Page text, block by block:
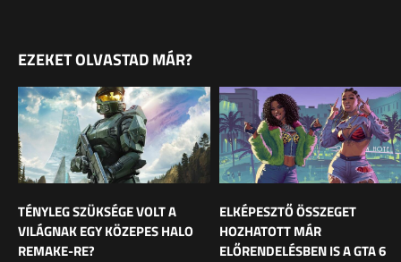
EZEKET OLVASTAD MÁR?
TÉNYLEG SZÜKSÉGE VOLT A
VILÁGNAK EGY KÖZEPES HALO
REMAKE-RE?
ELKÉPESZTŐ ÖSSZEGET
HOZHATOTT MÁR
ELŐRENDELÉSBEN IS A GTA 6